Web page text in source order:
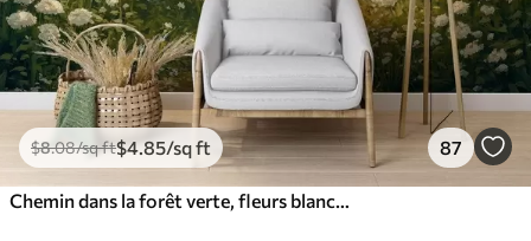
$8.08/sq ft$4.85/sq ft 87